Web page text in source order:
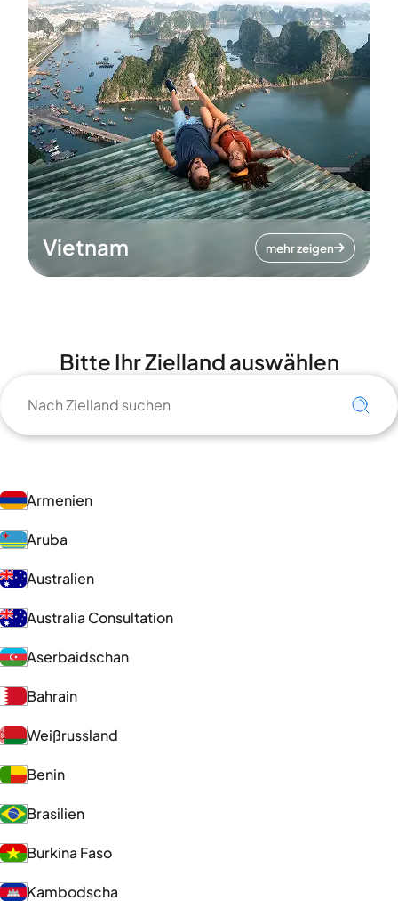
Vietnam mehr zeigen
Bitte Ihr Zielland auswählen
Armenien
Aruba
Australien
Australia Consultation
Aserbaidschan
Bahrain
Weißrussland
Benin
Brasilien
Burkina Faso
Kambodscha